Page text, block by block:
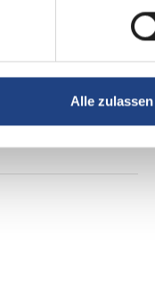
Alle zulassen